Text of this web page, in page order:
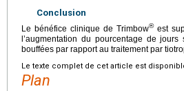
Conclusion
Le bénéfice clinique de Trimbow®est
l’augmentation du pourcentage de
bouffées par rapport au traitement par
Le texte complet de cet article est
Plan